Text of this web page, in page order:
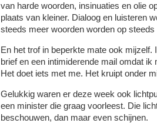
van harde woorden, insinuaties en olie
plaats van kleiner. Dialoog en luisteren
steeds meer woorden worden op
En het trof in beperkte mate ook
brief en een intimiderende mail omdat
Het doet iets met me. Het kruipt onder
Gelukkig waren er deze week ook
een minister die graag voorleest. Die
beschouwen, dan maar even schijnen.